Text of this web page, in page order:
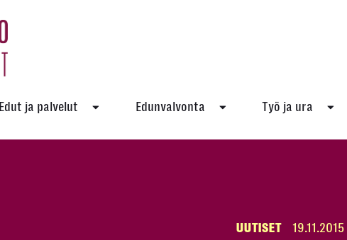
Edut ja palvelut Edunvalvonta Työ ja ura
UUTISET 19.11.2015